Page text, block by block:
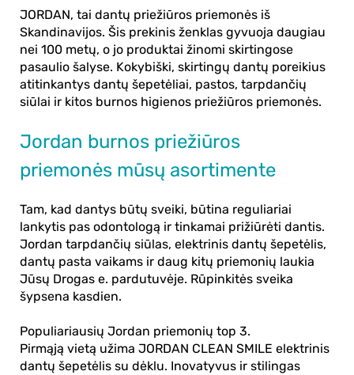
JORDAN, tai dantų priežiūros priemonės iš
Skandinavijos. Šis prekinis ženklas gyvuoja daugiau
nei 100 metų, o jo produktai žinomi skirtingose
pasaulio šalyse. Kokybiški, skirtingų dantų poreikius
atitinkantys dantų šepetėliai, pastos, tarpdančių
siūlai ir kitos burnos higienos priežiūros priemonės.
Jordan burnos priežiūros
priemonės mūsų asortimente
Tam, kad dantys būtų sveiki, būtina reguliariai
lankytis pas odontologą ir tinkamai prižiūrėti dantis.
Jordan tarpdančių siūlas, elektrinis dantų šepetėlis,
dantų pasta vaikams ir daug kitų priemonių laukia
Jūsų Drogas e. pardutuvėje. Rūpinkitės sveika
šypsena kasdien.
Populiariausių Jordan priemonių top 3.
Pirmąją vietą užima JORDAN CLEAN SMILE elektrinis
dantų šepetėlis su dėklu. Inovatyvus ir stilingas